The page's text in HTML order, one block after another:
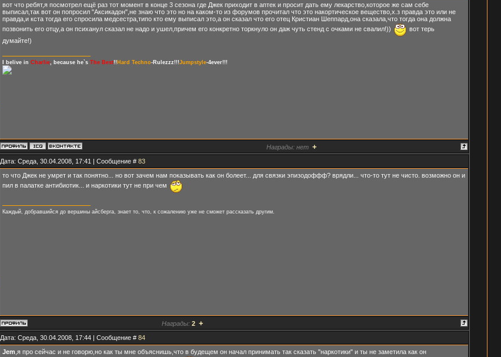
вот что ребят,я посмотрел ещё раз тот момент в конце 3 сезона где Джек приходит в аптек и просит дать ему лекарство,которое же сам себе
выписал,так вот он попросил "Аксикадон",не знаю что это но на каком-то из форумов прочитал что это накортическое вещество,х.з правда это или не
правда,и кста тогда его спросила медсестра,типо кто ему выписал это,а он сказал что его отец Кристиан Шеппард,она сказала,что тогда она должна
позвонить его отцу,а он психанул сказал не надо и ушел,причем его конкретно торкнуло он даж чуть стенд с очками не свалил!))
вот терь
думайте!)
I belive in Charlie, because he`s The Best!! Hard Techno-Rulezzz!!!Jumpstyle-4ever!!!
Награды: нет +
Дата: Среда, 30.04.2008, 17:41 | Сообщение # 83
то что Джек не умрет и так понятно... но вот зачем нам показывать как он болеет... для связки эпизодоффф? врядли... что-то тут не чисто. возможно он и
пил в палатке антибиотик... и наркотики тут не при чем
Каждый, добравшийся до вершины айсберга, знает то, что, к сожалению уже не сможет рассказать другим.
Награды: 2 +
Дата: Среда, 30.04.2008, 17:44 | Сообщение # 84
Jem ,я про сейчас и не говорю,но как ты мне объяснишь,что в будещем он начал принимать так сказать "наркотики" и ты не заметила как он